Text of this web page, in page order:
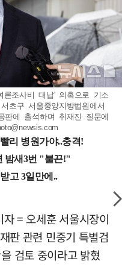
조사비 대납' 의혹으로 기소
초구 서울중앙지방법원에서
에 출석하며 취재진 질문에
= 오세훈 서울시장이
판 관련 민중기 특별검
검토 중이라고 밝혔